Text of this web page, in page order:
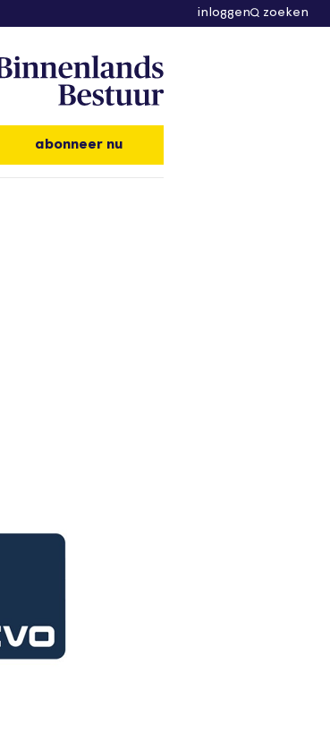
inloggen zoeken
abonneer nu